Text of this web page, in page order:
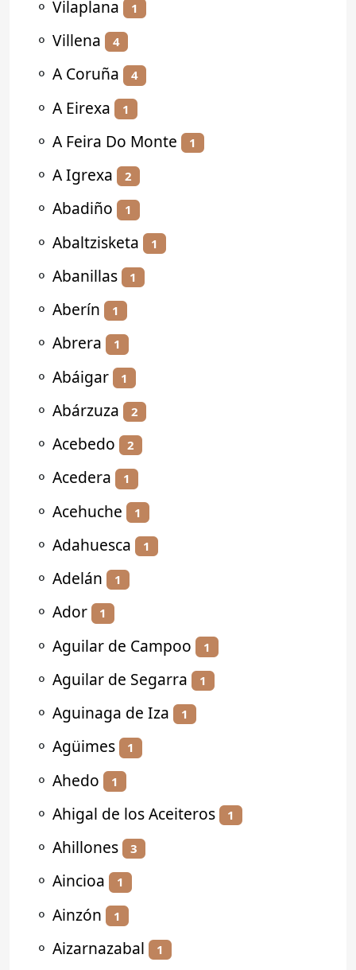
⚬ Vilaplana 1
⚬ Villena 4
⚬ A Coruña 4
⚬ A Eirexa 1
⚬ A Feira Do Monte 1
⚬ A Igrexa 2
⚬ Abadiño 1
⚬ Abaltzisketa 1
⚬ Abanillas 1
⚬ Aberín 1
⚬ Abrera 1
⚬ Abáigar 1
⚬ Abárzuza 2
⚬ Acebedo 2
⚬ Acedera 1
⚬ Acehuche 1
⚬ Adahuesca 1
⚬ Adelán 1
⚬ Ador 1
⚬ Aguilar de Campoo 1
⚬ Aguilar de Segarra 1
⚬ Aguinaga de Iza 1
⚬ Agüimes 1
⚬ Ahedo 1
⚬ Ahigal de los Aceiteros 1
⚬ Ahillones 3
⚬ Aincioa 1
⚬ Ainzón 1
⚬ Aizarnazabal 1